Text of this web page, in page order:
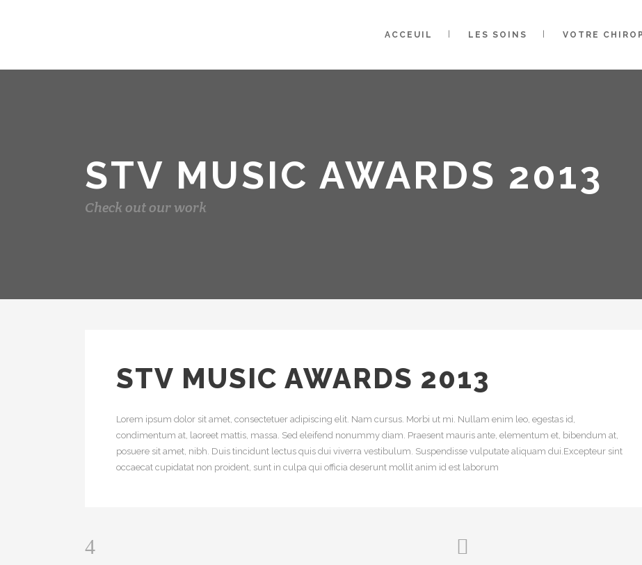
ACCEUIL LES SOINS VOTRE
STV MUSIC AWARDS 2013
Check out our work
STV MUSIC AWARDS 2013
Lorem ipsum dolor sit amet, consectetuer adipiscing elit. Nam cursus. Morbi ut mi. Nullam enim leo, egestas id,
condimentum at, laoreet mattis, massa. Sed eleifend nonummy diam. Praesent mauris ante, elementum et, bibendum at,
posuere sit amet, nibh. Duis tincidunt lectus quis dui viverra vestibulum. Suspendisse vulputate aliquam dui.Excepteur sint
occaecat cupidatat non proident, sunt in culpa qui officia deserunt mollit anim id est laborum